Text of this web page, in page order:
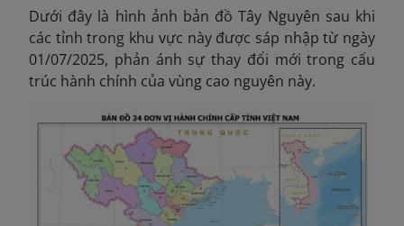
Dưới đây là hình ảnh bản đồ Tây Nguyên sau khi
các tỉnh trong khu vực này được sáp nhập từ ngày
01/07/2025, phản ánh sự thay đổi mới trong cấu
trúc hành chính của vùng cao nguyên này.